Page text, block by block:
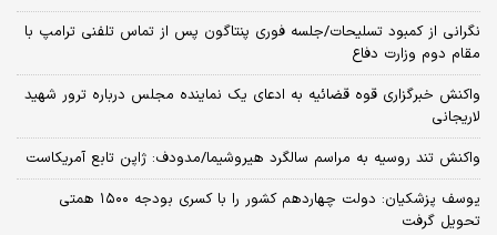
نگرانی از کمبود تسلیحات/جلسه فوری پنتاگون پس از تماس تلفنی ترامپ با
مقام دوم وزارت دفاع
واکنش خبرگزاری قوه قضائیه به ادعای یک نماینده مجلس درباره ترور شهید
لاریجانی
واکنش تند روسیه به مراسم سالگرد هیروشیما/مدودف: ژاپن تابع آمریکاست
یوسف پزشکیان: دولت چهاردهم کشور را با کسری بودجه ۱۵۰۰ همتی
تحویل گرفت